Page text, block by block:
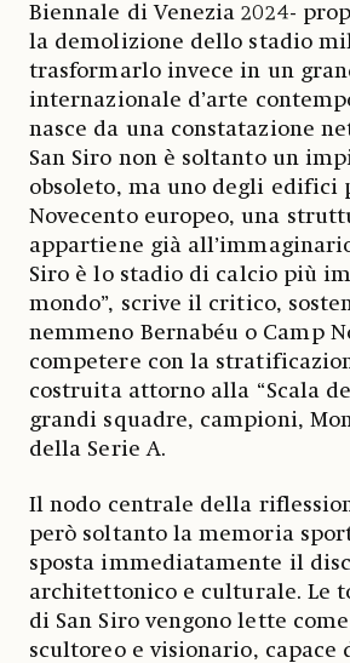
Biennale di Venezia 2024-
la demolizione dello stadio
trasformarlo invece in un
internazionale d’arte
nasce da una constatazione
San Siro non è soltanto un
obsoleto, ma uno degli edifici
Novecento europeo, una
appartiene già
Siro è lo stadio di calcio più
mondo”, scrive il critico,
nemmeno Bernabéu o Camp
competere con la
costruita attorno alla “Scala
grandi squadre, campioni,
della Serie A.
Il nodo centrale della
però soltanto la memoria
sposta immediatamente il
architettonico e culturale. Le
di San Siro vengono lette
scultoreo e visionario, capace